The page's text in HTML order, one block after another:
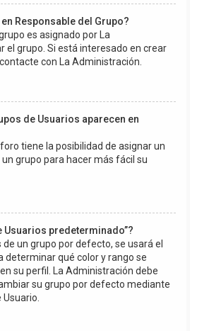
Responsable del Grupo?
es asignado por La
el grupo. Si está interesado en crear
con La Administración.
de Usuarios aparecen en
tiene la posibilidad de asignar un
grupo para hacer más fácil su
Usuarios predeterminado”?
un grupo por defecto, se usará el
determinar qué color y rango se
su perfil. La Administración debe
su grupo por defecto mediante
Usuario.